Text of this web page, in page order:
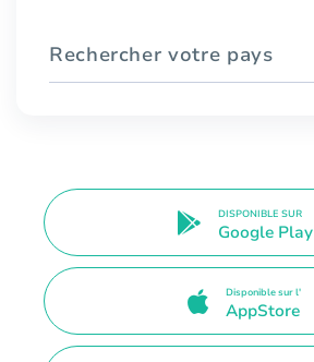
Rechercher votre pays
DISPONIBLE SUR
Google Play
Disponible sur l'
AppStore